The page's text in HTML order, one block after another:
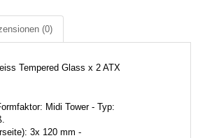
(0)
Tempered Glass x 2 ATX
Midi Tower - Typ:
3x 120 mm -